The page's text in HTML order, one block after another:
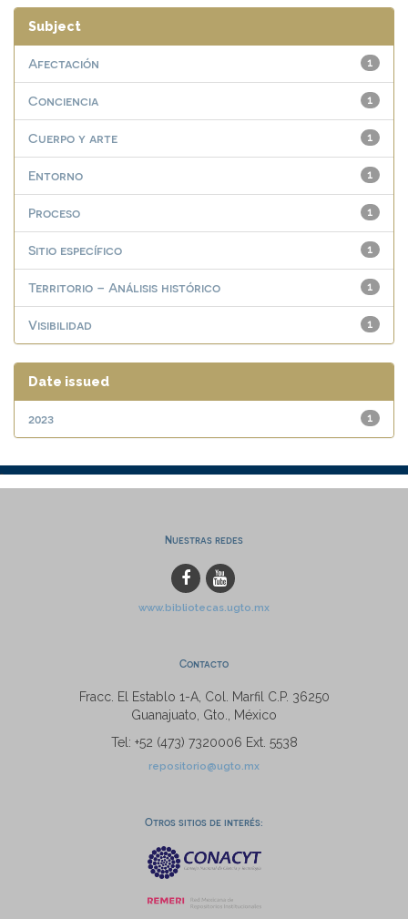
Subject
1
Afectación
1
Conciencia
1
Cuerpo y arte
1
Entorno
1
Proceso
1
Sitio específico
1
Territorio – Análisis histórico
1
Visibilidad
Date issued
1
2023
Nuestras redes
www.bibliotecas.ugto.mx
Contacto
Fracc. El Establo 1-A, Col. Marfil C.P. 36250
Guanajuato, Gto., México
Tel: +52 (473) 7320006 Ext. 5538
repositorio@ugto.mx
Otros sitios de interés: